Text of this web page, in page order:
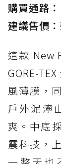
購買通路
建議售價
這款 New
GORE-
風薄膜，
戶外泥濘
爽。中底
震科技，